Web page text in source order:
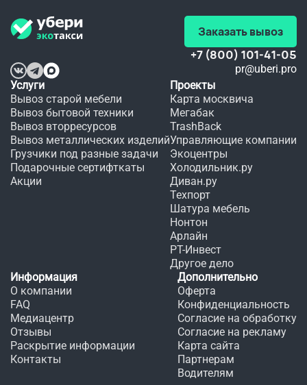
Спасибо!!!
видать
любимого
платья
в этот
день.
Заказать вывоз
+7 (800) 101-41-05
pr@uberi.pro
Услуги
Вывоз старой мебели
Вывоз бытовой техники
Вывоз вторресурсов
Вывоз металлических изделий
Грузчики под разные задачи
Подарочные сертифткаты
Акции
Проекты
Карта москвича
Мегабак
TrashBack
Управляющие компании
Экоцентры
Холодильник.ру
Диван.ру
Техпорт
Шатура мебель
Нонтон
Арлайн
РТ-Инвест
Другое дело
Информация
О компании
FAQ
Медиацентр
Отзывы
Раскрытие информации
Контакты
Дополнительно
Оферта
Конфиденциальность
Согласие на обработку
Согласие на рекламу
Карта сайта
Партнерам
Водителям